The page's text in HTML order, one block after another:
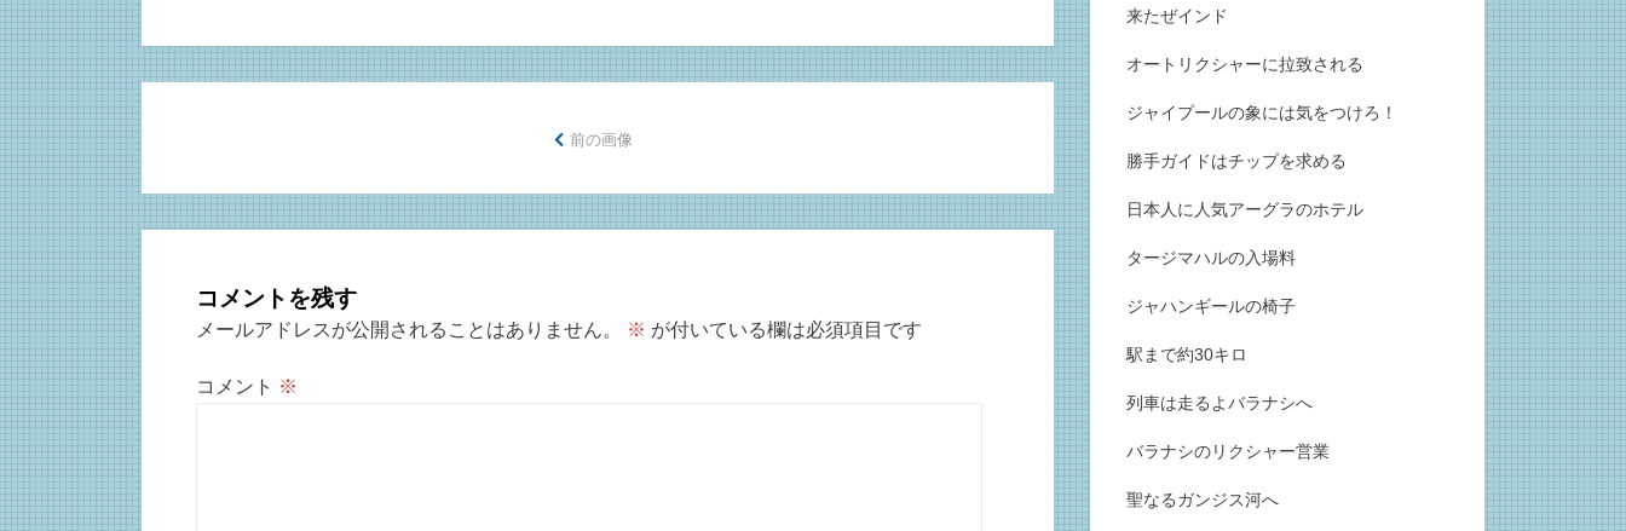
前の画像
コメントを残す
メールアドレスが公開されることはありません。 ※ が付いている欄は必須項目です
コメント ※
来たぜインド
オートリクシャーに拉致される
ジャイプールの象には気をつけろ！
勝手ガイドはチップを求める
日本人に人気アーグラのホテル
タージマハルの入場料
ジャハンギールの椅子
駅まで約30キロ
列車は走るよバラナシへ
バラナシのリクシャー営業
聖なるガンジス河へ